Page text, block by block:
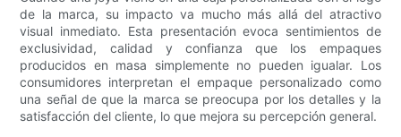
de la marca, su impacto va mucho más allá del atractivo
visual inmediato. Esta presentación evoca sentimientos de
exclusividad, calidad y confianza que los empaques
producidos en masa simplemente no pueden igualar. Los
consumidores interpretan el empaque personalizado como
una señal de que la marca se preocupa por los detalles y la
satisfacción del cliente, lo que mejora su percepción general.